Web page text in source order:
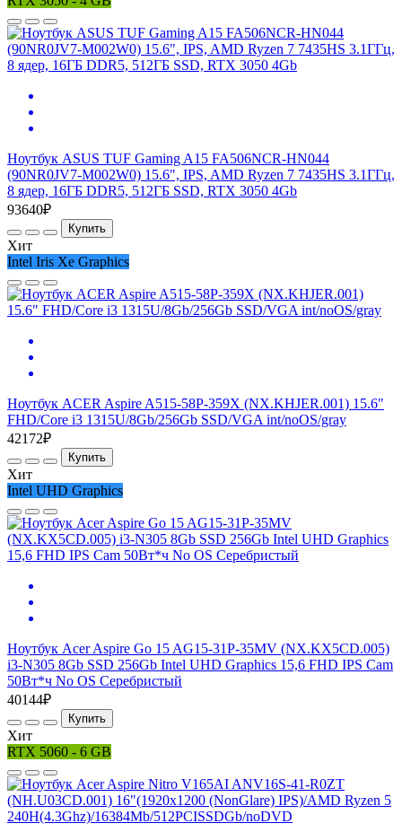
Ноутбук ASUS TUF Gaming A15 FA506NCR-HN044
(90NR0JV7-M002W0) 15.6", IPS, AMD Ryzen 7 7435HS 3.1ГГц,
8 ядер, 16ГБ DDR5, 512ГБ SSD, RTX 3050 4Gb
93640₽
Купить
Хит
Intel Iris Xe Graphics
Ноутбук ACER Aspire A515-58P-359X (NX.KHJER.001) 15.6"
FHD/Core i3 1315U/8Gb/256Gb SSD/VGA int/noOS/gray
42172₽
Купить
Хит
Intel UHD Graphics
Ноутбук Acer Aspire Go 15 AG15-31P-35MV (NX.KX5CD.005)
i3-N305 8Gb SSD 256Gb Intel UHD Graphics 15,6 FHD IPS Cam
50Вт*ч No OS Серебристый
40144₽
Купить
Хит
RTX 5060 - 6 GB